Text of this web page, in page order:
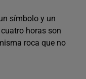
símbolo y un
horas son
roca que no